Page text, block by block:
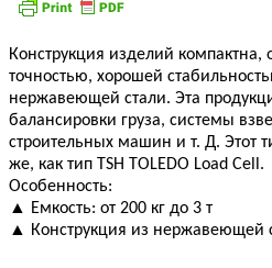
Конструкция изделий компактна,
точностью, хорошей
нержавеющей стали. Эта
балансировки груза, системы
строительных машин и т. Д. Этот
же, как тип TSH TOLEDO Load Cell.
Особенность:
▲ Емкость: от 200 кг до 3 т
▲ Конструкция из нержавеющей